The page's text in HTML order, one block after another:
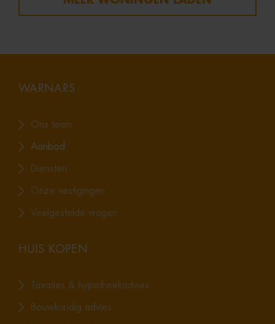
WARNARS
Ons team
Aanbod
Diensten
Onze vestigingen
Veelgestelde vragen
HUIS KOPEN
Taxaties & hypotheekadvies
Bouwkundig advies